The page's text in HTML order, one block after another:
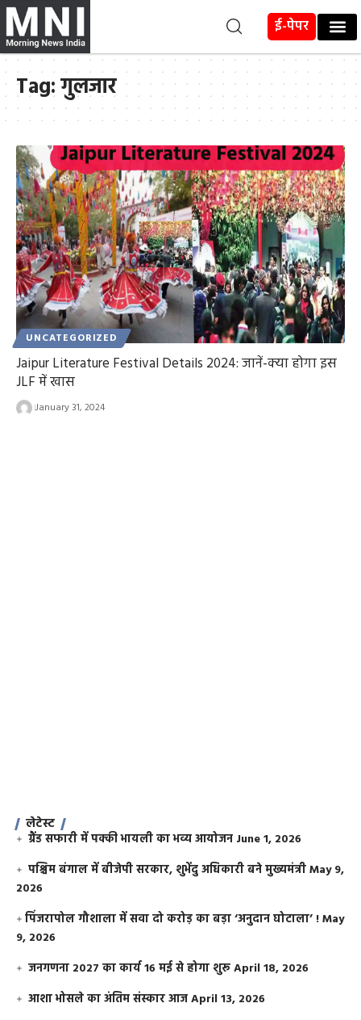
ई-पेपर
Tag:गुलजार
UNCATEGORIZED
Jaipur Literature Festival Details 2024: जानें-क्या होगा इस
JLF में खास
January 31, 2024
लेटेस्ट
ग्रैंड सफारी में पक्की भायली का भव्य आयोजन June 1, 2026
पश्चिम बंगाल में बीजेपी सरकार, शुभेंदु अधिकारी बने मुख्यमंत्रीMay 9,
2026
​पिंजरापोल गौशाला में सवा दो करोड़ का बड़ा ‘अनुदान घोटाला’ !May
9, 2026
जनगणना 2027 का कार्य 16 मई से होगा शुरूApril 18, 2026
आशा भोसले का अंतिम संस्कार आजApril 13, 2026